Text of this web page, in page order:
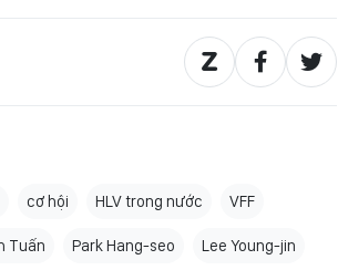
cơ hội HLV trong nước VFF
Tuấn Park Hang-seo Lee Young-jin